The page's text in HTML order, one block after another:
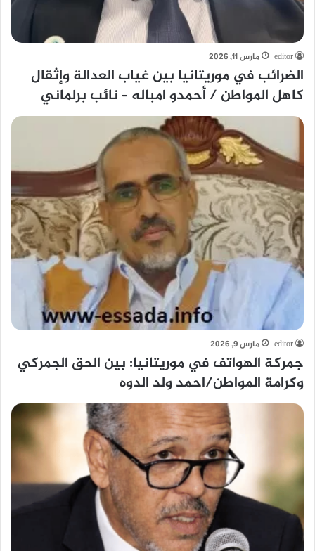
editor مارس 11, 2026
الضرائب في موريتانيا بين غياب العدالة وإثقال
كاهل المواطن / أحمدو امباله – نائب برلماني
editor مارس 9, 2026
جمركة الهواتف في موريتانيا: بين الحق الجمركي
وكرامة المواطن/احمد ولد الدوه